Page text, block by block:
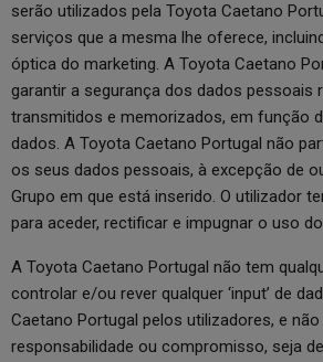
serão utilizados pela Toyota Caetano
serviços que a mesma lhe oferece,
óptica do marketing. A Toyota Caetano
garantir a segurança dos dados pessoais
transmitidos e memorizados, em função
dados. A Toyota Caetano Portugal não
os seus dados pessoais, à excepção de
Grupo em que está inserido. O utilizador
para aceder, rectificar e impugnar o uso
A Toyota Caetano Portugal não tem
controlar e/ou rever qualquer ‘input’ de
Caetano Portugal pelos utilizadores, e
responsabilidade ou compromisso, seja